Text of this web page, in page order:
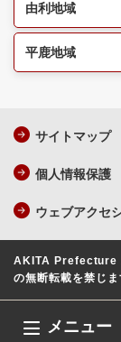
メニュー
由利地域
平鹿地域
サイトマップ
個人情報保護
ウェブアクセ
AKITA
の無断転載を禁じま